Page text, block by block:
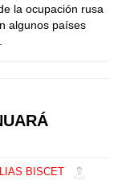
la ocupación rusa
algunos países
BISCET